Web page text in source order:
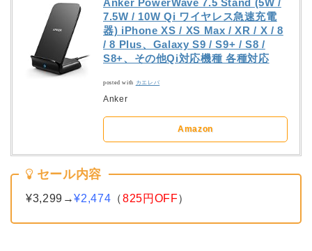
Anker PowerWave 7.5 Stand (5W /
7.5W / 10W Qi ワイヤレス急速充電
器) iPhone XS / XS Max / XR / X / 8
/ 8 Plus、Galaxy S9 / S9+ / S8 /
S8+、その他Qi対応機種 各種対応
posted with カエレバ
Anker
Amazon
セール内容
¥3,299→¥2,474 （825円OFF）